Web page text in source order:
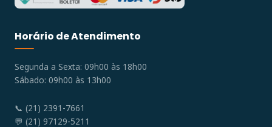
Horário de Atendimento
Segunda a Sexta: 09h00 às 18h00
Sábado: 09h00 às 13h00
📞 (21) 2391-7661
💬 (21) 97129-5211